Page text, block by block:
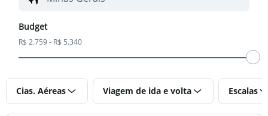
Budget
R$ 2.759 - R$ 5.340
Cias. Aéreas Viagem de ida e volta Escalas